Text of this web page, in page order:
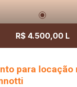
R$ 4.500,00 L
para locação